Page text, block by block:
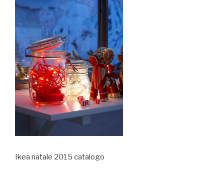
Ikea natale 2015 catalogo